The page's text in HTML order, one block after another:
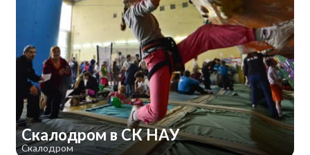
Скалодром в СК НАУ
Скалодром